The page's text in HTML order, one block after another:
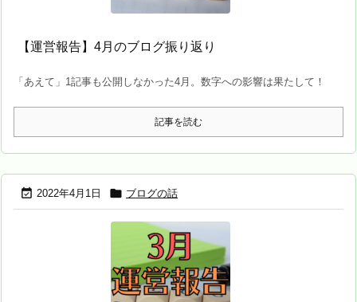
【運営報告】4月のブログ振り返り
「あえて」1記事も公開しなかった4月。数字への影響は果たして！
記事を読む
 2022年4月1日  ブログの話